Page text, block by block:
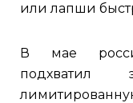
или лапши
В мае
подхватил